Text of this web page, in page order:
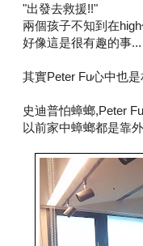
"出發去救援!!"
兩個孩子不知到在
好像這是很有趣的事...
其實Peter Fu心中也
史迪普怕蟑螂,Peter
以前家中蟑螂都是靠